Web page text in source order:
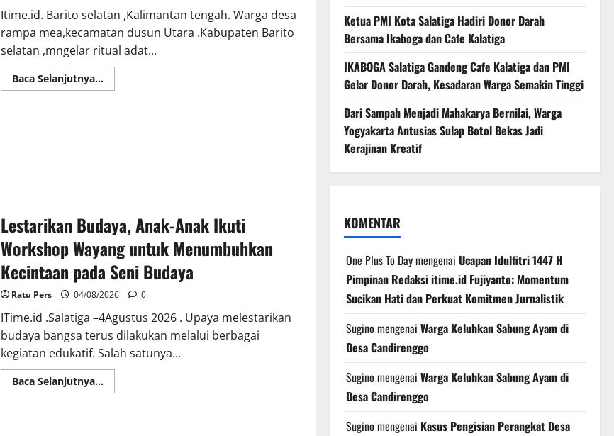
Itime.id. Barito selatan ,Kalimantan tengah. Warga desa
rampa mea,kecamatan dusun Utara .Kabupaten Barito
selatan ,mngelar ritual adat...
Baca Selanjutnya...Read
more
bahasa
adat
nya
orang
suku
Dayak
maanyan.
Lestarikan Budaya, Anak-Anak Ikuti
Workshop Wayang untuk Menumbuhkan
Kecintaan pada Seni Budaya
Ratu Pers 04/08/2026 0
ITime.id .Salatiga –4Agustus 2026 . Upaya melestarikan
budaya bangsa terus dilakukan melalui berbagai
kegiatan edukatif. Salah satunya...
Baca Selanjutnya...Read
more
Ketua PMI Kota Salatiga Hadiri Donor Darah
Bersama Ikaboga dan Cafe Kalatiga
IKABOGA Salatiga Gandeng Cafe Kalatiga dan PMI
Gelar Donor Darah, Kesadaran Warga Semakin Tinggi
Dari Sampah Menjadi Mahakarya Bernilai, Warga
Yogyakarta Antusias Sulap Botol Bekas Jadi
Kerajinan Kreatif
KOMENTAR
One Plus To Daymengenai Ucapan Idulfitri 1447 H
Pimpinan Redaksi itime.id Fujiyanto: Momentum
Sucikan Hati dan Perkuat Komitmen Jurnalistik
Sugino mengenai Warga Keluhkan Sabung Ayam di
Desa Candirenggo
Sugino mengenai Warga Keluhkan Sabung Ayam di
Desa Candirenggo
Sugino mengenai Kasus Pengisian Perangkat Desa